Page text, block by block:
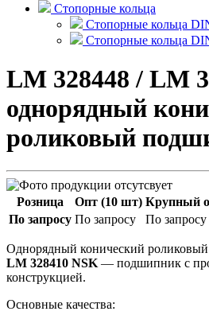
Стопорные кольца
Стопорные кольца
Стопорные кольца
LM 328448 / LM
однорядный
роликовый
Розница Опт (10 шт) Крупный
По запросу По запросу По запросу
Однорядный конический
LM 328410 NSK — подшипник с
конструкцией.
Основные качества: